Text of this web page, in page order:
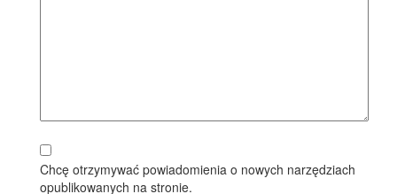
Chcę otrzymywać powiadomienia o nowych narzędziach
opublikowanych na stronie.